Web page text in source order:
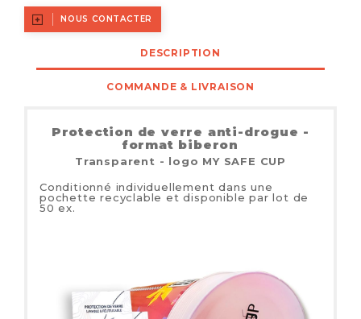
NOUS CONTACTER
DESCRIPTION
COMMANDE & LIVRAISON
Protection de verre anti-drogue -
format biberon
Transparent - logo MY SAFE CUP
Conditionné individuellement dans une
pochette recyclable et disponible par lot de
50 ex.